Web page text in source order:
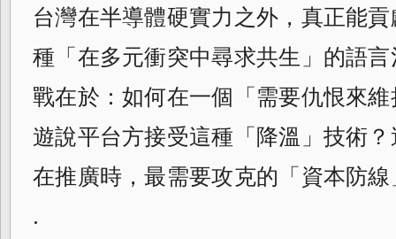
台灣在半導體硬實力之外，真正能
種「在多元衝突中尋求共生」的語
戰在於：如何在一個「需要仇恨來
遊說平台方接受這種「降溫」技術
在推廣時，最需要攻克的「資本防
.